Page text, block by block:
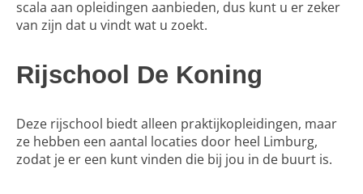
scala aan opleidingen aanbieden, dus kunt u er zeker
van zijn dat u vindt wat u zoekt.
Rijschool De Koning
Deze rijschool biedt alleen praktijkopleidingen, maar
ze hebben een aantal locaties door heel Limburg,
zodat je er een kunt vinden die bij jou in de buurt is.